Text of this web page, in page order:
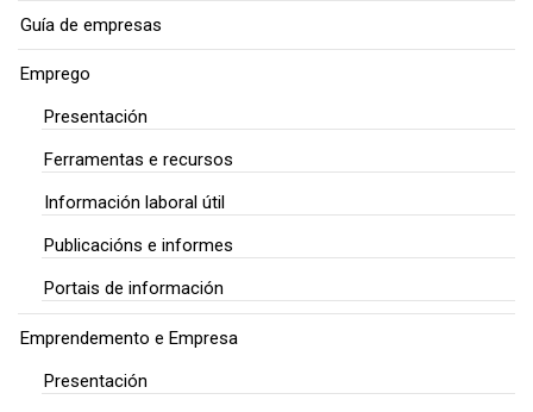
Guía de empresas
Emprego
Presentación
Ferramentas e recursos
Información laboral útil
Publicacións e informes
Portais de información
Emprendemento e Empresa
Presentación